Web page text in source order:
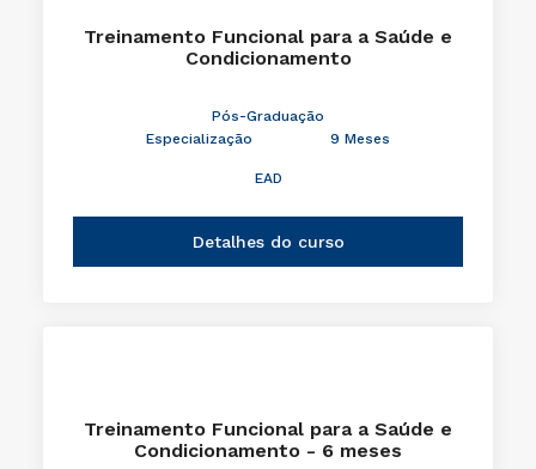
Treinamento Funcional para a Saúde e
Condicionamento
Pós-Graduação
Especialização
9 Meses
EAD
Detalhes do curso
Treinamento Funcional para a Saúde e
Condicionamento - 6 meses